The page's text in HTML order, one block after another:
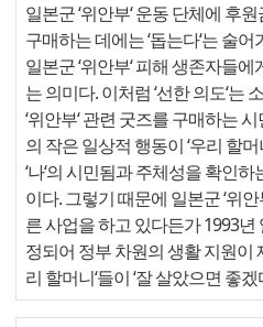
일본군 ‘위안부‘ 운동 단체에 후
구매하는 데에는 ‘돕는다‘는 술
일본군 ‘위안부‘ 피해 생존자들
는 의미다. 이처럼 ‘선한 의도‘는
‘위안부‘ 관련 굿즈를 구매하는
의 작은 일상적 행동이 ‘우리 할
‘나‘의 시민됨과 주체성을 확인
이다. 그렇기 때문에 일본군 ‘위
른 사업을 하고 있다든가 1993년
정되어 정부 차원의 생활 지원이
리 할머니‘들이 ‘잘 살았으면 좋